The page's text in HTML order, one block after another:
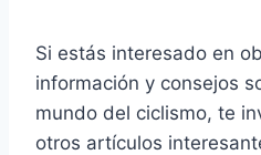
Si estás interesado en
información y consejos
mundo del ciclismo, te
otros artículos